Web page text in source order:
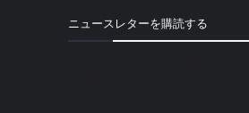
ニュースレターを購読する